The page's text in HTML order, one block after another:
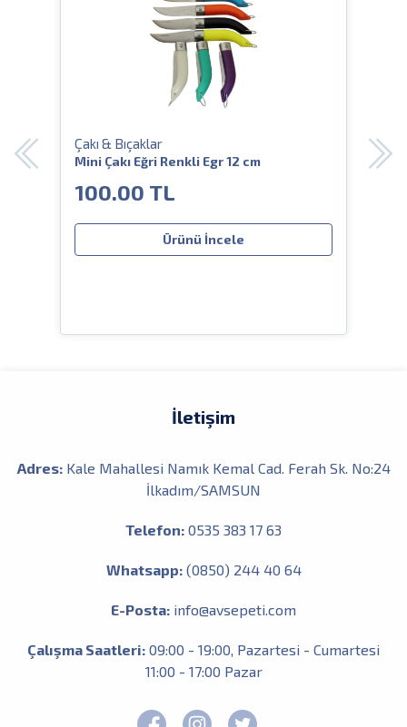
Çakı & Bıçaklar
Mini Çakı Eğri Renkli Egr 12 cm
100.00 TL
Ürünü İncele
Crkt
İletişim
Adres:Kale Mahallesi Namık Kemal Cad. Ferah Sk. No:24
İlkadım/SAMSUN
Telefon: 0535 383 17 63
Whatsapp:(0850) 244 40 64
E-Posta: info@avsepeti.com
Çalışma Saatleri: 09:00 - 19:00, Pazartesi - Cumartesi
11:00 - 17:00 Pazar